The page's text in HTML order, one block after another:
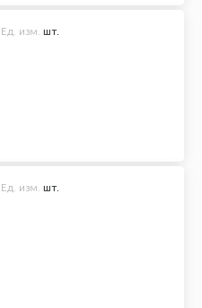
Ед. изм. шт.
Ед. изм. шт.